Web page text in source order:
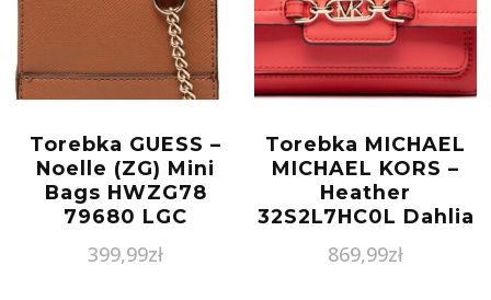
Torebka GUESS –
Noelle (ZG) Mini
Bags HWZG78
79680 LGC
399,99zł
Torebka MICHAEL
MICHAEL KORS –
Heather
32S2L7HC0L Dahlia
869,99zł